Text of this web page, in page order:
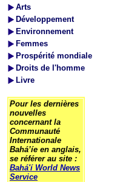
Arts
Développement
Environnement
Femmes
Prospérité mondiale
Droits de l'homme
Livre
Pour les dernières
nouvelles
concernant la
Communauté
Internationale
Bahá’íe en anglais,
se référer au site :
Bahá'í World News
Service